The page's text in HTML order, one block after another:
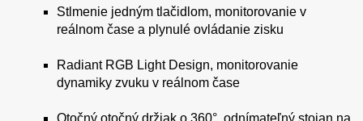
Stlmenie jedným tlačidlom, monitorovanie v
reálnom čase a plynulé ovládanie zisku
Radiant RGB Light Design, monitorovanie
dynamiky zvuku v reálnom čase